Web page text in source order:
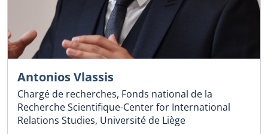
Antonios Vlassis
Chargé de recherches, Fonds national de la
Recherche Scientifique-Center for International
Relations Studies, Université de Liège